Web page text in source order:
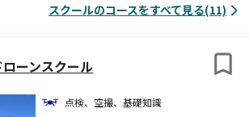
スクールのコースをすべて見る(11)
ーンスクール
点検、空撮、基礎知識